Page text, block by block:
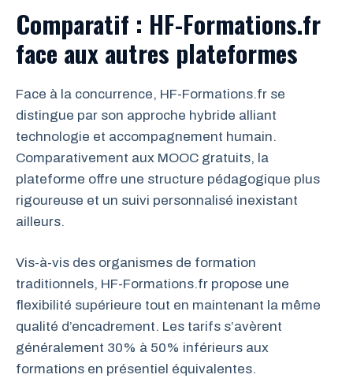
Comparatif : HF-Formations.fr
face aux autres plateformes
Face à la concurrence, HF-Formations.fr se
distingue par son approche hybride alliant
technologie et accompagnement humain.
Comparativement aux MOOC gratuits, la
plateforme offre une structure pédagogique plus
rigoureuse et un suivi personnalisé inexistant
ailleurs.
Vis-à-vis des organismes de formation
traditionnels, HF-Formations.fr propose une
flexibilité supérieure tout en maintenant la même
qualité d’encadrement. Les tarifs s’avèrent
généralement 30% à 50% inférieurs aux
formations en présentiel équivalentes.